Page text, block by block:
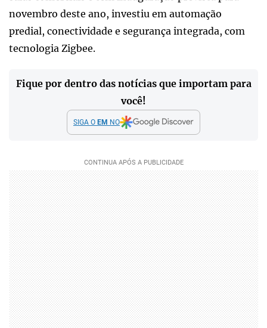
novembro deste ano, investiu em automação
predial, conectividade e segurança integrada, com
tecnologia Zigbee.
Fique por dentro das notícias que importam para
você!
SIGA O EM NO